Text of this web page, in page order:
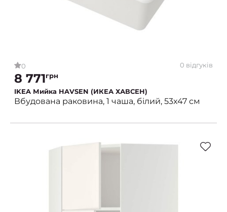
0 0 відгуків
8 771грн
IKEA Мийка HAVSEN (ИКЕА ХАВСЕН)
Вбудована раковина, 1 чаша, білий, 53x47 см